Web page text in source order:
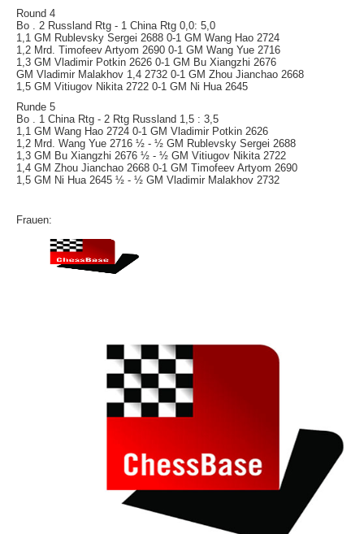
Round 4
Bo . 2 Russland Rtg - 1 China Rtg 0,0: 5,0
1,1 GM Rublevsky Sergei 2688 0-1 GM Wang Hao 2724
1,2 Mrd. Timofeev Artyom 2690 0-1 GM Wang Yue 2716
1,3 GM Vladimir Potkin 2626 0-1 GM Bu Xiangzhi 2676
GM Vladimir Malakhov 1,4 2732 0-1 GM Zhou Jianchao 2668
1,5 GM Vitiugov Nikita 2722 0-1 GM Ni Hua 2645
Runde 5
Bo . 1 China Rtg - 2 Rtg Russland 1,5 : 3,5
1,1 GM Wang Hao 2724 0-1 GM Vladimir Potkin 2626
1,2 Mrd. Wang Yue 2716 ½ - ½ GM Rublevsky Sergei 2688
1,3 GM Bu Xiangzhi 2676 ½ - ½ GM Vitiugov Nikita 2722
1,4 GM Zhou Jianchao 2668 0-1 GM Timofeev Artyom 2690
1,5 GM Ni Hua 2645 ½ - ½ GM Vladimir Malakhov 2732
Frauen: